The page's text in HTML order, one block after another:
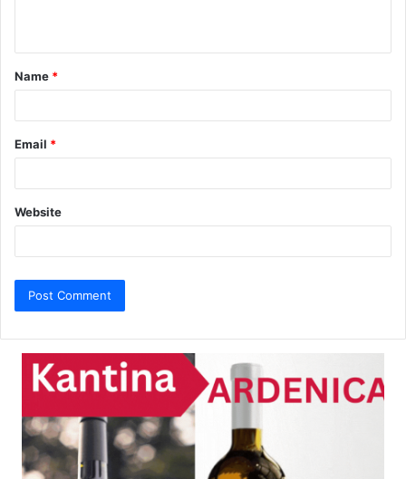
t
*
Name *
Email *
Website